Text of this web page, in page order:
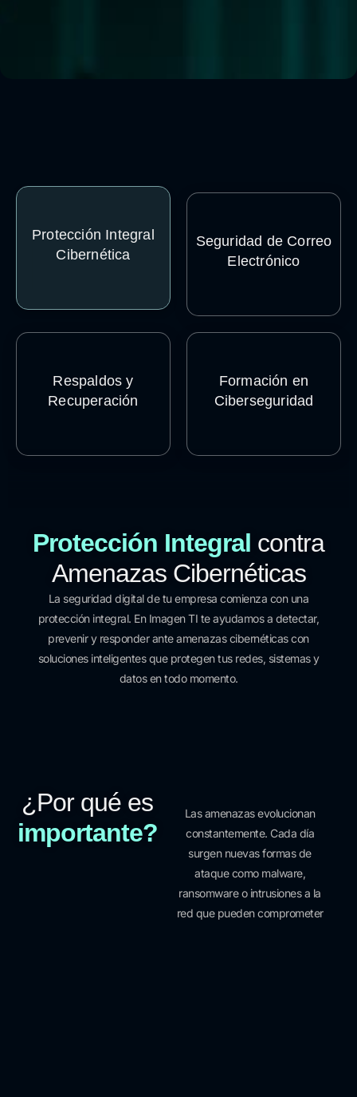
Protección Integral
Cibernética
Seguridad de Correo
Electrónico
Respaldos y
Recuperación
Formación en
Ciberseguridad
Protección Integral contra
Amenazas Cibernéticas
La seguridad digital de tu empresa comienza con una
protección integral. En Imagen TI te ayudamos a detectar,
prevenir y responder ante amenazas cibernéticas con
soluciones inteligentes que protegen tus redes, sistemas y
datos en todo momento.
¿Por qué es
importante?
Las amenazas evolucionan
constantemente. Cada día
surgen nuevas formas de
ataque como malware,
ransomware o intrusiones a la
red que pueden comprometer